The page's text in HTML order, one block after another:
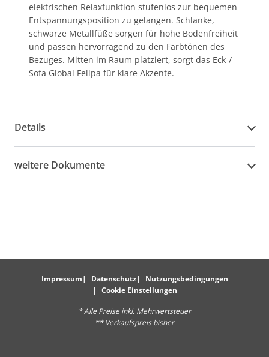
elektrischen Relaxfunktion stufenlos zur bequemen
Entspannungsposition zu gelangen. Schlanke,
schwarze Metallfüße sorgen für hohe Bodenfreiheit
und passen hervorragend zu den Farbtönen des
Bezuges. Mitten im Raum platziert, sorgt das Eck-/
Sofa Global Felipa für klare Akzente.
Details
weitere Dokumente
Impressum Datenschutz
Nutzungsbedingungen
Cookie Einstellungen
* Alle Preise inkl. Mehrwertsteuer
** Verkaufspreis bisher